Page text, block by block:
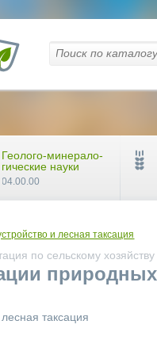
и лесная таксация
по сельскому
таксация
Геолого-минерало-
гические науки
04.00.00